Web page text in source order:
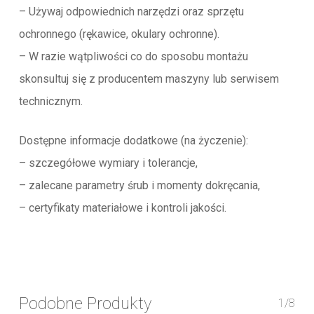
– Używaj odpowiednich narzędzi oraz sprzętu
ochronnego (rękawice, okulary ochronne).
– W razie wątpliwości co do sposobu montażu
skonsultuj się z producentem maszyny lub serwisem
technicznym.
Dostępne informacje dodatkowe (na życzenie):
– szczegółowe wymiary i tolerancje,
– zalecane parametry śrub i momenty dokręcania,
– certyfikaty materiałowe i kontroli jakości.
Podobne Produkty 1/8